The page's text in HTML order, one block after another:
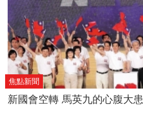
焦點新聞
新國會空轉 馬英九的心腹大患